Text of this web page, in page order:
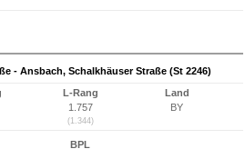
- Ansbach, Schalkhäuser Straße (St 2246)
L-Rang
1.757
(1.344)
Land
BY
BPL